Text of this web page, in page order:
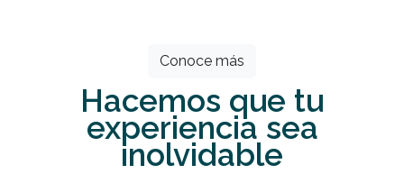
Conoce más
Hacemos que tu
experiencia sea
inolvidable